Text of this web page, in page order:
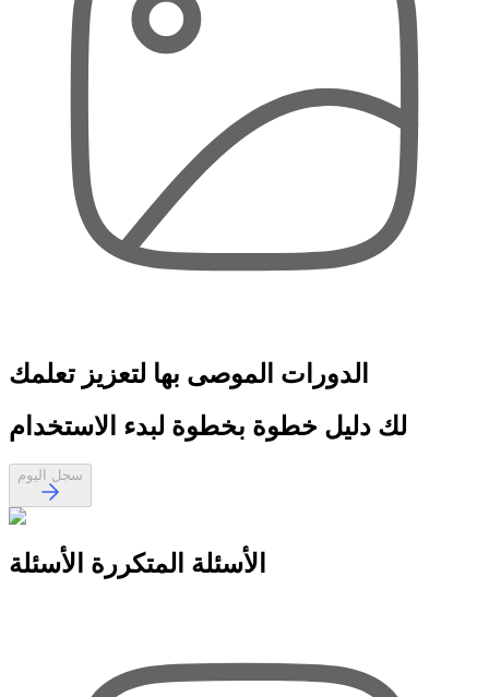
الدورات الموصى بها لتعزيز تعلمك
لك دليل خطوة بخطوة لبدء الاستخدام
سجل اليوم
الأسئلة المتكررة الأسئلة